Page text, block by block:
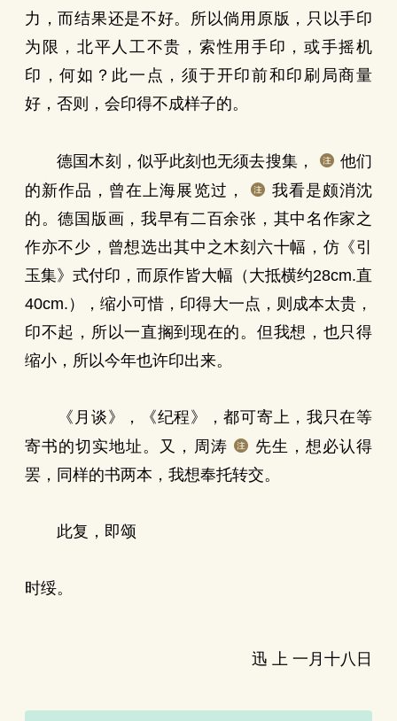
力，而结果还是不好。所以倘用原版，只以手印
为限，北平人工不贵，索性用手印，或手摇机
印，何如？此一点，须于开印前和印刷局商量
好，否则，会印得不成样子的。
德国木刻，似乎此刻也无须去搜集，
他们
的新作品，曾在上海展览过，
我看是颇消沈
的。德国版画，我早有二百余张，其中名作家之
作亦不少，曾想选出其中之木刻六十幅，仿《引
玉集》式付印，而原作皆大幅（大抵横约28cm.直
40cm.），缩小可惜，印得大一点，则成本太贵，
印不起，所以一直搁到现在的。但我想，也只得
缩小，所以今年也许印出来。
《月谈》，《纪程》，都可寄上，我只在等
寄书的切实地址。又，周涛
先生，想必认得
罢，同样的书两本，我想奉托转交。
此复，即颂
时绥。
迅 上 一月十八日